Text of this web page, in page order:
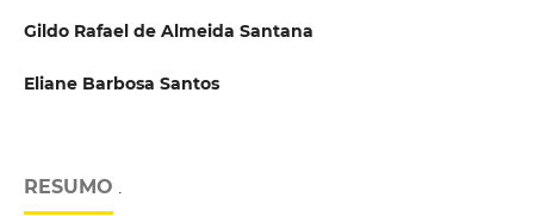
Gildo Rafael de Almeida Santana
Eliane Barbosa Santos
RESUMO .